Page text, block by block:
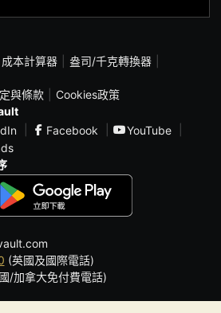
成本計算器
盎司/千克轉換器
與條款
Cookies政策
Facebook
YouTube
(英國及國際電話)
/加拿大免付費電話)